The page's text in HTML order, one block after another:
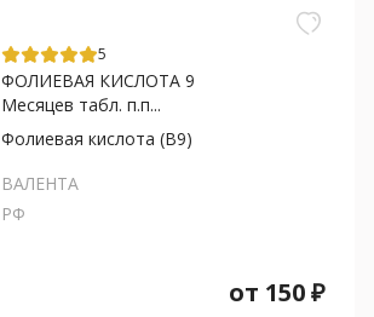
5
ФОЛИЕВАЯ КИСЛОТА 9
Месяцев табл. п.п...
Фолиевая кислота (В9)
ВАЛЕНТА
РФ
от 150₽